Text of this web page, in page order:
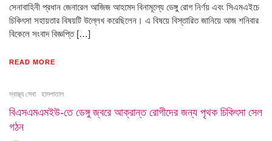
সেনাবাহিনী প্রধান জেনারেল আজিজ আহমেদ বিনামূল্যে ডেঙ্গু রোগ নির্ণয় এবং সিএমএইচে
চিকিৎসা সহায়তার বিষয়টি উল্লেখ করেছিলেন। এ বিষয়ে বিস্তারিত জানিয়ে আজ শনিবার
বিকেলে সংবাদ বিজ্ঞপ্তি […]
READ MORE
স্বাস্থ্য সেবা হাসপাতাল
বিএসএমএমইউ-তে ডেঙ্গু জ্বরে আক্রান্ত রোগীদের জন্য পৃথক চিকিৎসা সেল
গঠন